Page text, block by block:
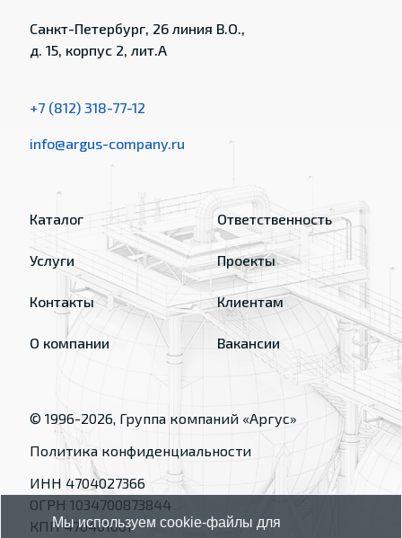
Санкт-Петербург, 26 линия В.О.,
д. 15, корпус 2, лит.А
+7 (812) 318-77-12
info@argus-company.ru
Каталог
Услуги
Контакты
О компании
Ответственность
Проекты
Клиентам
Вакансии
© 1996-2026, Группа компаний «Аргус»
Политика конфиденциальности
ИНН 4704027366
ОГРН 1034700873844
КПП 470401001
Мы используем cookie-файлы для